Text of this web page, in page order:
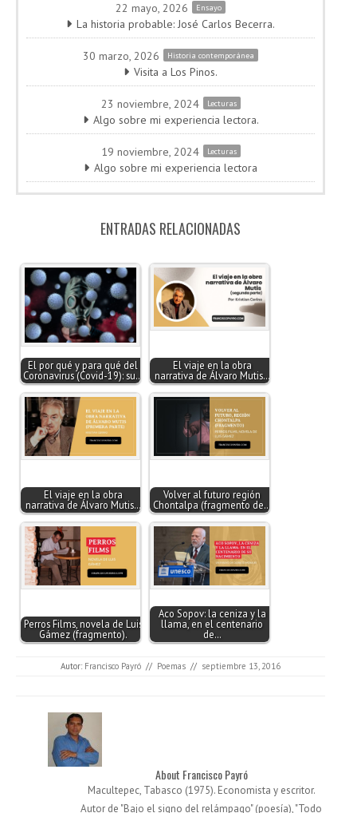
22 mayo, 2026 Ensayo
La historia probable: José Carlos Becerra.
30 marzo, 2026 Historia contemporánea
Visita a Los Pinos.
23 noviembre, 2024 Lecturas
Algo sobre mi experiencia lectora.
19 noviembre, 2024 Lecturas
Algo sobre mi experiencia lectora
ENTRADAS RELACIONADAS
El por qué y para qué del
Coronavirus (Covid-19): su…
El viaje en la obra
narrativa de Álvaro Mutis…
El viaje en la obra
narrativa de Álvaro Mutis…
Volver al futuro región
Chontalpa (fragmento de…
Perros Films, novela de Luis
Gámez (fragmento).
Aco Sopov: la ceniza y la
llama, en el centenario
de…
Autor: Francisco Payró // Poemas // septiembre 13, 2016
About Francisco Payró
Macultepec, Tabasco (1975). Economista y escritor.
Autor de "Bajo el signo del relámpago" (poesía), "Todo